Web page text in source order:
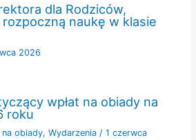
dla Rodziców,
naukę w klasie
2026
wpłat na obiady na
roku
na obiady, Wydarzenia/ 1 czerwca